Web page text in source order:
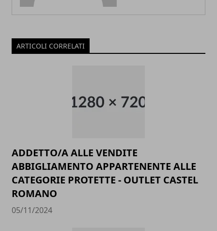
ARTICOLI CORRELATI
ADDETTO/A ALLE VENDITE
ABBIGLIAMENTO APPARTENENTE ALLE
CATEGORIE PROTETTE - OUTLET CASTEL
ROMANO
05/11/2024